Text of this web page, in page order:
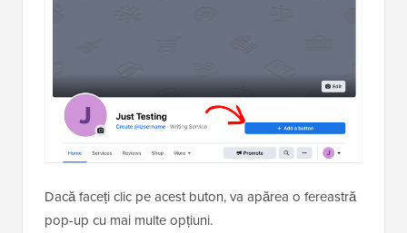
Dacă faceți clic pe acest buton, va apărea o fereastră
pop-up cu mai multe opțiuni.